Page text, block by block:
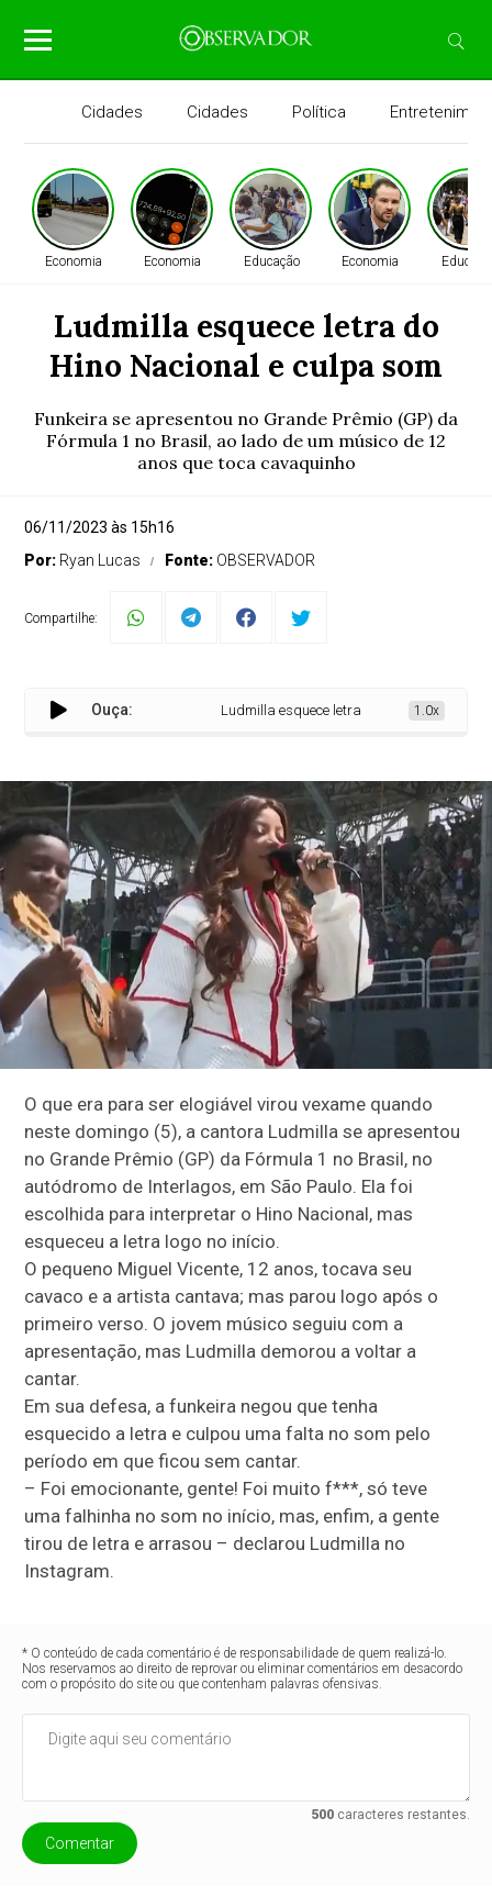
Cidades Cidades Política
Economia Economia Educação Economia
Ludmilla esquece letra do
Hino Nacional e culpa som
Funkeira se apresentou no Grande Prêmio (GP) da
Fórmula 1 no Brasil, ao lado de um músico de 12
anos que toca cavaquinho
06/11/2023 às 15h16
Por: Ryan Lucas Fonte: OBSERVADOR
Compartilhe:
Ouça: Ludmilla esquece letra do Hino Nacional e
1.0x
O que era para ser elogiável virou vexame quando
neste domingo (5), a cantora Ludmilla se apresentou
no Grande Prêmio (GP) da Fórmula 1 no Brasil, no
autódromo de Interlagos, em São Paulo. Ela foi
escolhida para interpretar o Hino Nacional, mas
esqueceu a letra logo no início.
O pequeno Miguel Vicente, 12 anos, tocava seu
cavaco e a artista cantava; mas parou logo após o
primeiro verso. O jovem músico seguiu com a
apresentação, mas Ludmilla demorou a voltar a
cantar.
Em sua defesa, a funkeira negou que tenha
esquecido a letra e culpou uma falta no som pelo
período em que ficou sem cantar.
– Foi emocionante, gente! Foi muito f***, só teve
uma falhinha no som no início, mas, enfim, a gente
tirou de letra e arrasou – declarou Ludmilla no
Instagram.
* O conteúdo de cada comentário é de responsabilidade de quem realizá-lo.
Nos reservamos ao direito de reprovar ou eliminar comentários em desacordo
com o propósito do site ou que contenham palavras ofensivas.
500caracteres restantes.
Comentar